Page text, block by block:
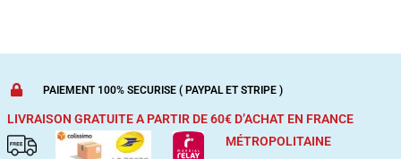
PAIEMENT 100% SECURISE ( PAYPAL ET STRIPE )
LIVRAISON GRATUITE A PARTIR DE 60€ D’ACHAT EN FRANCE
MÉTROPOLITAINE